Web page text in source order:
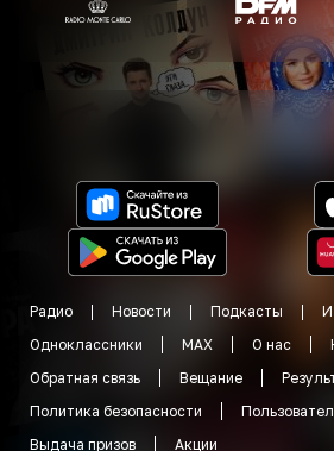
Радио Новости Подкасты
Одноклассники
MAX О нас
Обратная связь
Вещание
Политика безопасности
Выдача призов
Акции